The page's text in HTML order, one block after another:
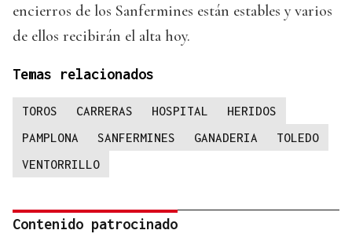
encierros de los Sanfermines están estables y varios
de ellos recibirán el alta hoy.
Temas relacionados
TOROS CARRERAS HOSPITAL
HERIDOS
PAMPLONA
SANFERMINES GANADERIA
TOLEDO
VENTORRILLO
Contenido patrocinado